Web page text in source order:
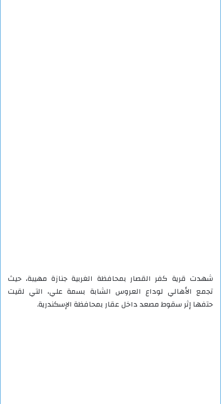
شهدت قرية كفر القصار بمحافظة الغربية جنازة مهيبة، حيث
تجمع الأهالي لوداع العروس الشابة بسمة علي، التي لقيت
حتفها إثر سقوط مصعد داخل عقار بمحافظة الإسكندرية.